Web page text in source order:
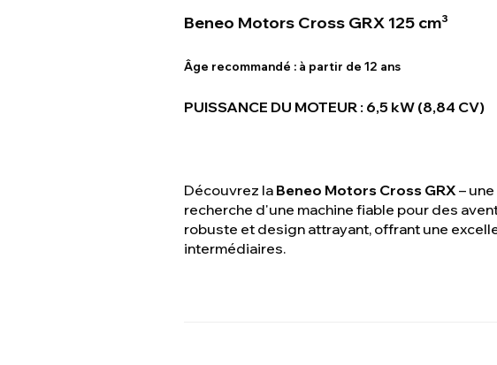
Beneo Motors Cross GRX 125 cm³
Âge recommandé : à partir de 12 ans
PUISSANCE DU MOTEUR : 6,5 kW (8,84 CV)
Découvrez la Beneo Motors Cross GRX –
recherche d'une machine fiable pour des
robuste et design attrayant, offrant une
intermédiaires.